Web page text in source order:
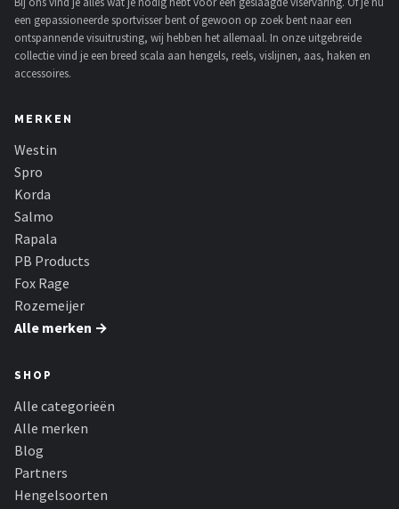
een gepassioneerde sportvisser bent of gewoon op zoek bent naar een
ontspannende visuitrusting, wij hebben het allemaal. In onze uitgebreide
collectie vind je een breed scala aan hengels, reels, vislijnen, aas, haken en
accessoires.
MERKEN
Westin
Spro
Korda
Salmo
Rapala
PB Products
Fox Rage
Rozemeijer
Alle merken →
SHOP
Alle categorieën
Alle merken
Blog
Partners
Hengelsoorten